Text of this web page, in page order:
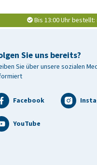
Bis 13:00 Uhr bestellt:
Sie uns bereits?
Sie über unsere sozialen
Facebook
YouTube